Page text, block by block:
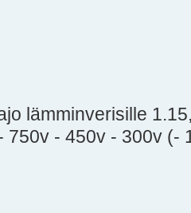
lämminverisille
750v - 450v - 300v (-